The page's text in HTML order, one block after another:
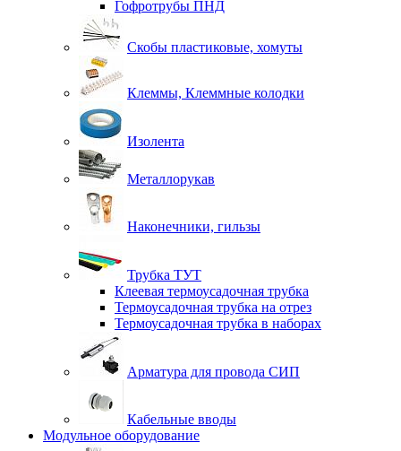
Гофротрубы ПНД
Скобы пластиковые, хомуты
Клеммы, Клеммные колодки
Изолента
Металлорукав
Наконечники, гильзы
Трубка ТУТ
Клеевая термоусадочная трубка
Термоусадочная трубка на отрез
Термоусадочная трубка в наборах
Арматура для провода СИП
Кабельные вводы
Модульное оборудование